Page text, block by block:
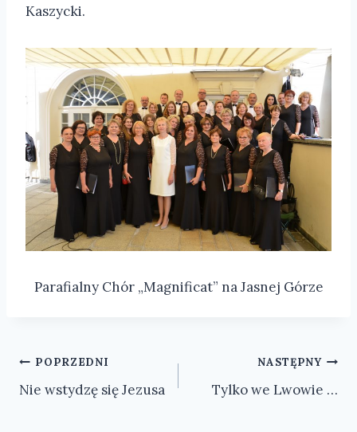
Kaszycki.
Parafialny Chór „Magnificat” na Jasnej Górze
Nawigacja
wpisu
POPRZEDNI
Nie wstydzę się Jezusa
NASTĘPNY
Tylko we Lwowie …